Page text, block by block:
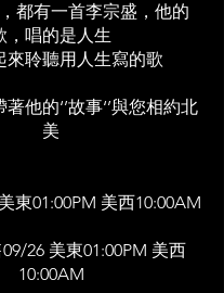
都有一首李宗盛，他的
，唱的是人生
來聆聽用人生寫的歌
他的‘’故事‘’與您相約北
美
東01:00PM 美西10:00AM
26 美東01:00PM 美西
10:00AM